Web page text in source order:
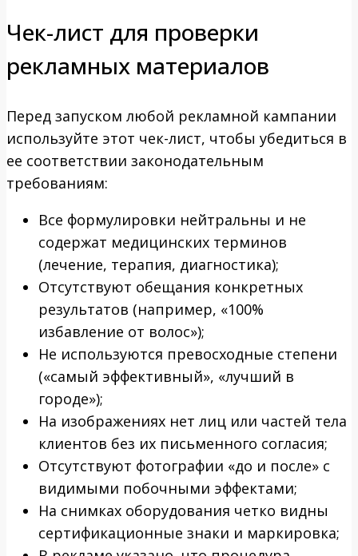
Чек-лист для проверки
рекламных материалов
Перед запуском любой рекламной кампании
используйте этот чек-лист, чтобы убедиться в
ее соответствии законодательным
требованиям:
Все формулировки нейтральны и не
содержат медицинских терминов
(лечение, терапия, диагностика);
Отсутствуют обещания конкретных
результатов (например, «100%
избавление от волос»);
Не используются превосходные степени
(«самый эффективный», «лучший в
городе»);
На изображениях нет лиц или частей тела
клиентов без их письменного согласия;
Отсутствуют фотографии «до и после» с
видимыми побочными эффектами;
На снимках оборудования четко видны
сертификационные знаки и маркировка;